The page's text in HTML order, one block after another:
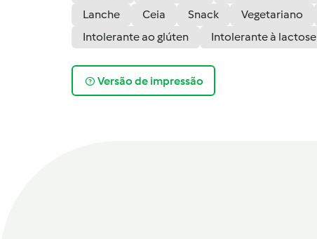
Lanche
Ceia Snack Vegetariano
Intolerante ao glúten
Intolerante à lactose
Versão de impressão